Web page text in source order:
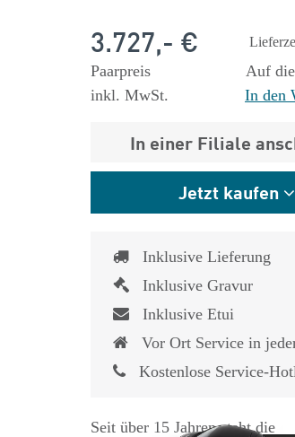
3.727,- €
Paarpreis
inkl. MwSt.
Auf
In den
In einer Filiale
Jetzt kaufen
Inklusive Lieferung
Inklusive Gravur
Inklusive Etui
Vor Ort Service in
Kostenlose Service-
Seit über 15 Jahren steht die